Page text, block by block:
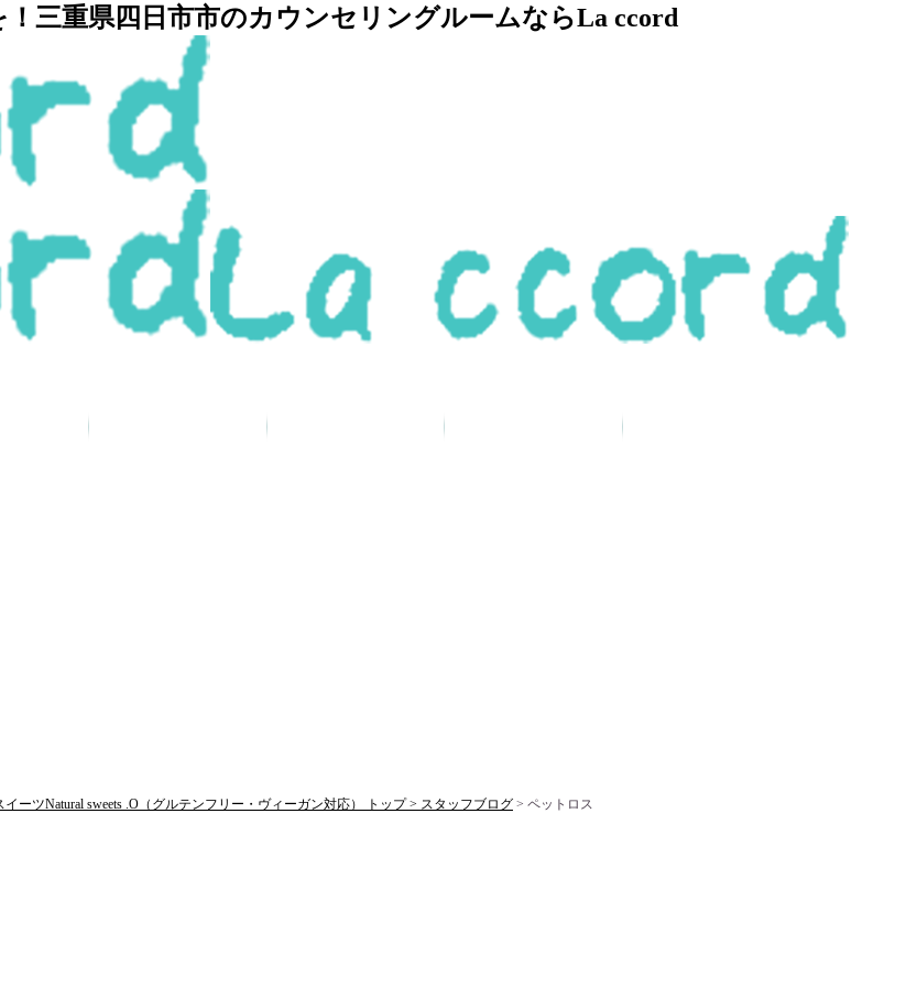
三重県四日市市のカウンセリングルームならLa ccord
ーツNatural sweets .O（グルテンフリー・ヴィーガン対応） トップ > スタッフブログ > ペットロス